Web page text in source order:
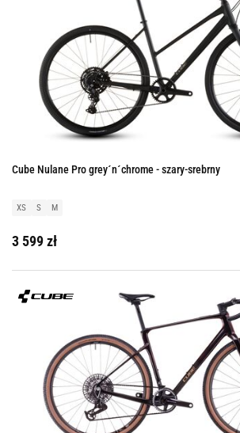
Cube Nulane Pro grey´n´chrome - szary-srebrny
XS S M
3 599 zł